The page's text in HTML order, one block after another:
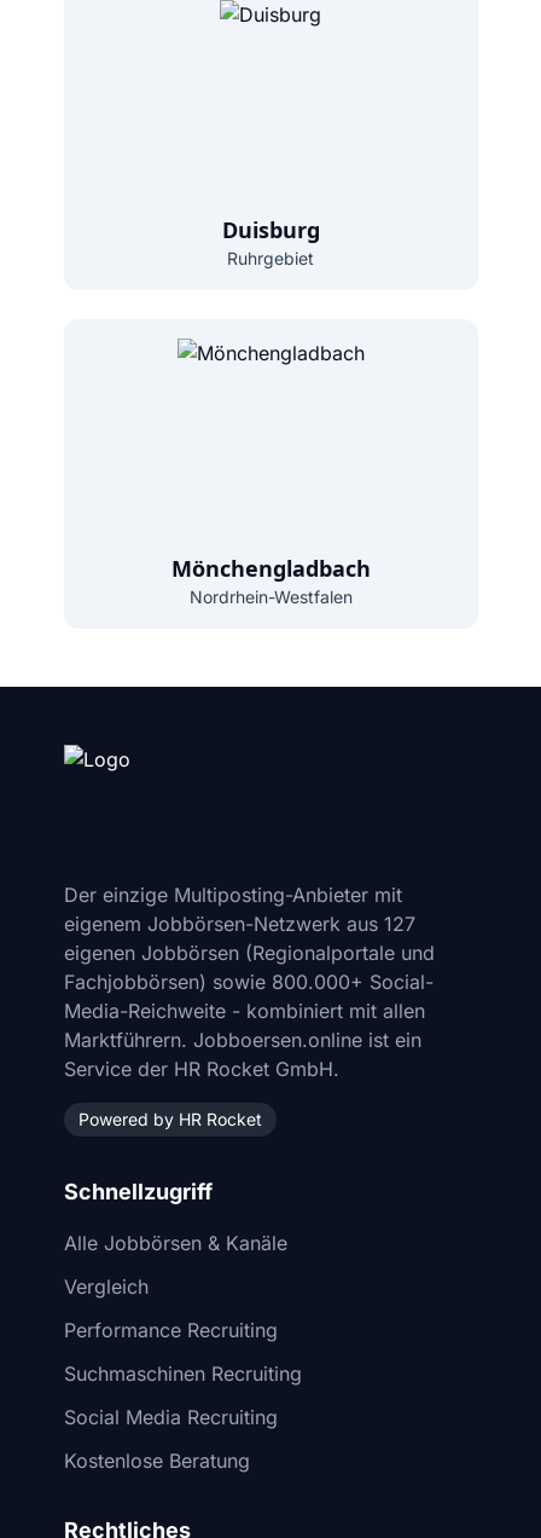
Duisburg
Ruhrgebiet
Mönchengladbach
Nordrhein-Westfalen
Der einzige Multiposting-Anbieter mit
eigenem Jobbörsen-Netzwerk aus 127
eigenen Jobbörsen (Regionalportale und
Fachjobbörsen) sowie 800.000+ Social-
Media-Reichweite - kombiniert mit allen
Marktführern. Jobboersen.online ist ein
Service der HR Rocket GmbH.
Powered by HR Rocket
Schnellzugriff
Alle Jobbörsen & Kanäle
Vergleich
Performance Recruiting
Suchmaschinen Recruiting
Social Media Recruiting
Kostenlose Beratung
Rechtliches